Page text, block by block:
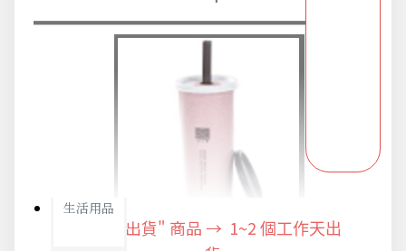
文具禮品
生活用品
"快速出貨" 商品 → 1~2 個工作天出